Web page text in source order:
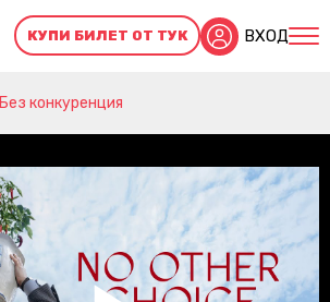
КУПИ БИЛЕТ ОТ ТУК ВХОД
Без конкуренция